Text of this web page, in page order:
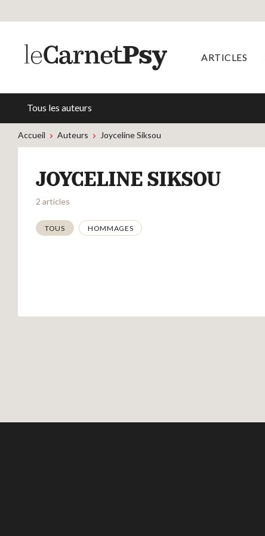
ARTICLES
Tous les auteurs
Accueil Auteurs Joyceline Siksou
JOYCELINE SIKSOU
2 articles
Thématiques
TOUS HOMMAGES